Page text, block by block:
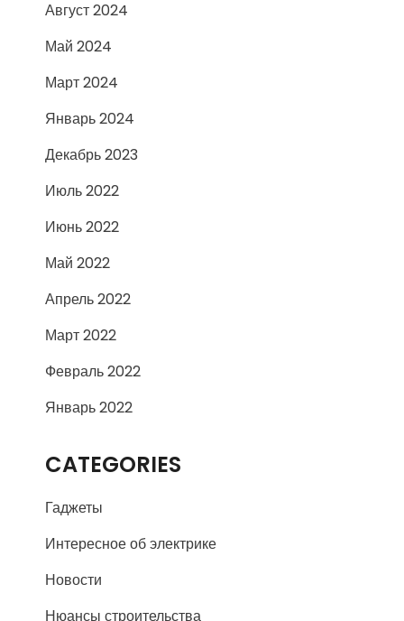
Август 2024
Май 2024
Март 2024
Январь 2024
Декабрь 2023
Июль 2022
Июнь 2022
Май 2022
Апрель 2022
Март 2022
Февраль 2022
Январь 2022
CATEGORIES
Гаджеты
Интересное об электрике
Новости
Нюансы строительства